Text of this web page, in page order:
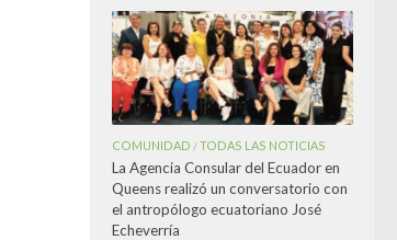
COMUNIDAD /TODAS LAS NOTICIAS
La Agencia Consular del Ecuador en
Queens realizó un conversatorio con
el antropólogo ecuatoriano José
Echeverría